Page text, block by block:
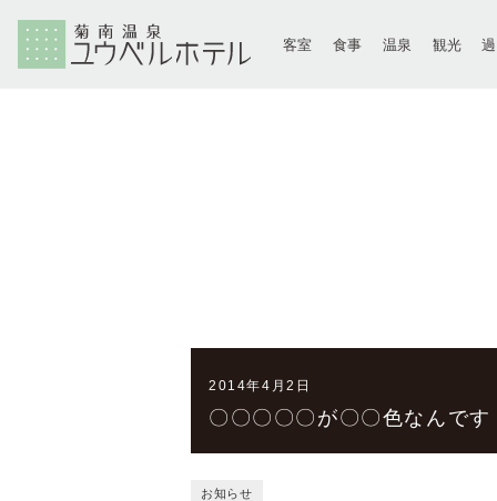
客室 食事 温泉 観光
2014年4月2日
〇〇〇〇〇が〇〇色なんです
お知らせ